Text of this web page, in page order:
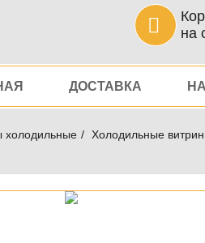
на
ДОСТАВКА
холодильные Холодильные